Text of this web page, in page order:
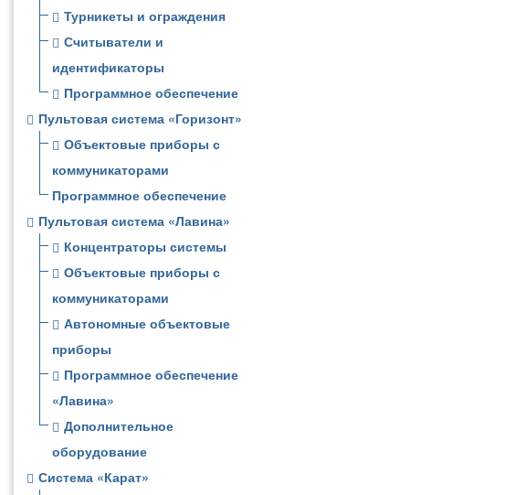
Турникеты и ограждения
Считыватели и
идентификаторы
Программное обеспечение
Пультовая система «Горизонт»
Объектовые приборы с
коммуникаторами
Программное обеспечение
Пультовая система «Лавина»
Концентраторы системы
Объектовые приборы с
коммуникаторами
Автономные объектовые
приборы
Программное обеспечение
«Лавина»
Дополнительное
оборудование
Система «Карат»